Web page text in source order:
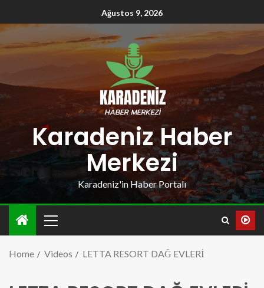
Ağustos 9, 2026
Karadeniz Haber
Merkezi
Karadeniz'in Haber Portalı
Home Videos LETTA RESORT DAĞ EVLERİ